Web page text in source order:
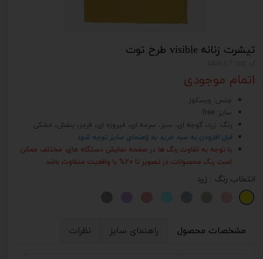
تیشرت زنانه visible طرح توت
اتمام موجودی
جنس: ویسکوز
سایز: free
رنگ: زرد، گوجه ای، سبز، سرمه ای، فیروزه ای، قرمز، بنفش، مشکی
قبل افزودن به سبد خرید به راهنمای سایز توجه شود
با توجه به تفاوت رنگ ها در صفحه نمایش دستگاه های، مختلف ممکن
است رنگ محصولات در تصویر تا 20% با واقعیت متفاوت باشد
انتخاب رنگ : زرد
مشخصات محصول راهنمای سایز نظرات